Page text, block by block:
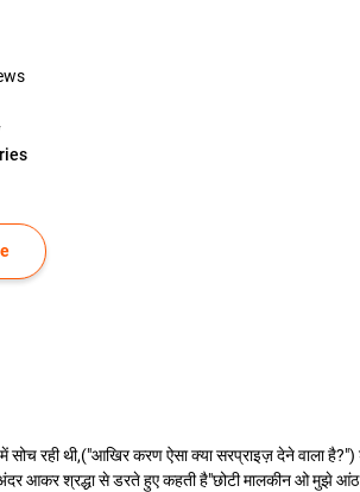
रही थी,("आखिर करण ऐसा क्या सरप्राइज़ देने वाला है?")
आकर श्रद्धा से डरते हुए कहती है"छोटी मालकीन ओ मुझे